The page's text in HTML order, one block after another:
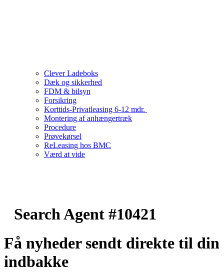
Clever Ladeboks
Dæk og sikkerhed
FDM & bilsyn
Forsikring
Korttids-Privatleasing 6-12 mdr.
Montering af anhængertræk
Procedure
Prøvekørsel
ReLeasing hos BMC
Værd at vide
Search Agent #10421
Få nyheder sendt direkte til din
indbakke